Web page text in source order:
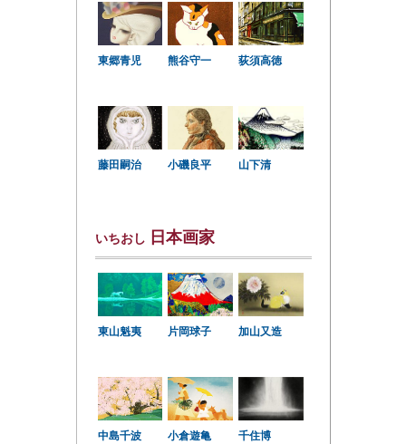
東郷青児 熊谷守一 荻須高徳
藤田嗣治 小磯良平 山下清
いちおし 日本画家
東山魁夷 片岡球子 加山又造
中島千波 小倉遊亀 千住博